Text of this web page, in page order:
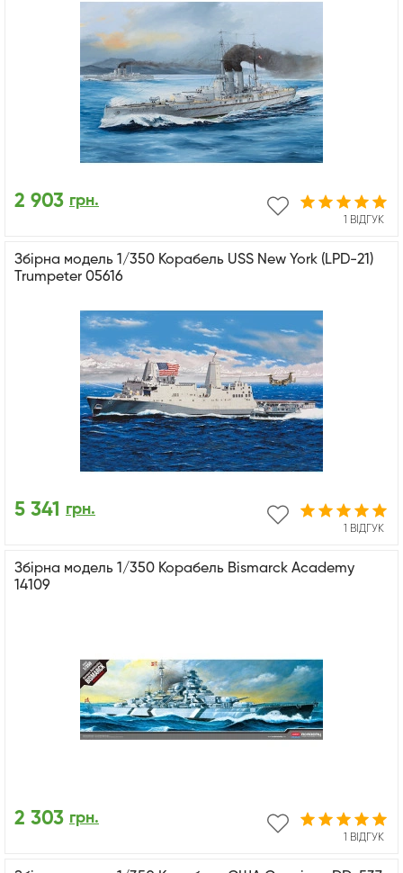
1 ВІДГУК
2 903 грн.
Збірна модель 1/350 Корабель USS New York (LPD-21)
Trumpeter 05616
1 ВІДГУК
5 341 грн.
Збірна модель 1/350 Корабель Bismarck Academy
14109
1 ВІДГУК
2 303 грн.